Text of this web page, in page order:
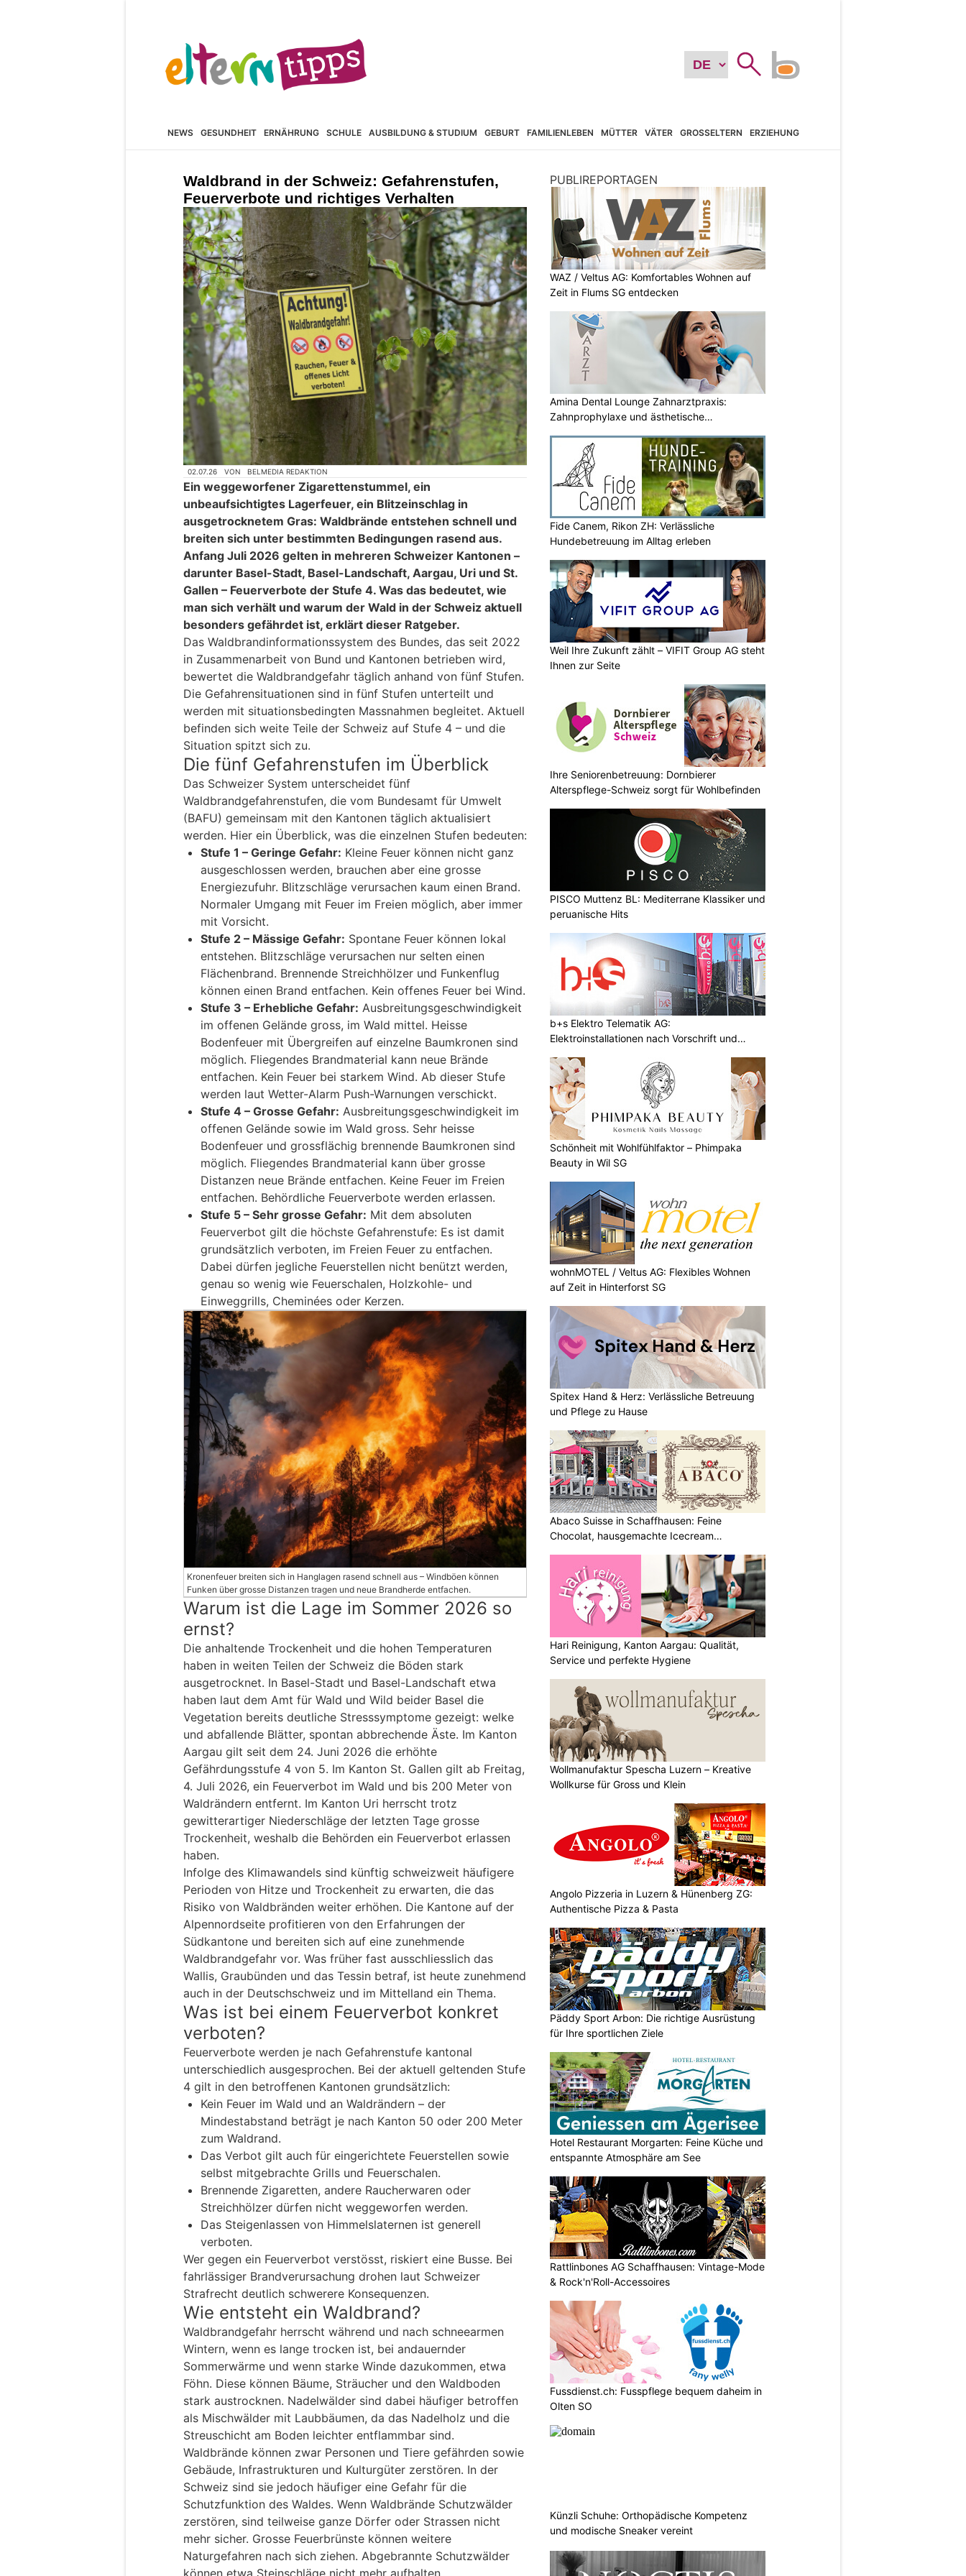
NEWS GESUNDHEIT ERNÄHRUNG SCHULE AUSBILDUNG & STUDIUM GEBURT FAMILIENLEBEN MÜTTER VÄTER GROSSELTERN ERZIEHUNG
Waldbrand in der Schweiz: Gefahrenstufen,
Feuerverbote und richtiges Verhalten
02.07.26 VON BELMEDIA REDAKTION
Ein weggeworfener Zigarettenstummel, ein
unbeaufsichtigtes Lagerfeuer, ein Blitzeinschlag in
ausgetrocknetem Gras: Waldbrände entstehen schnell und
breiten sich unter bestimmten Bedingungen rasend aus.
Anfang Juli 2026 gelten in mehreren Schweizer Kantonen –
darunter Basel-Stadt, Basel-Landschaft, Aargau, Uri und St.
Gallen – Feuerverbote der Stufe 4. Was das bedeutet, wie
man sich verhält und warum der Wald in der Schweiz aktuell
besonders gefährdet ist, erklärt dieser Ratgeber.
Das Waldbrandinformationssystem des Bundes, das seit 2022
in Zusammenarbeit von Bund und Kantonen betrieben wird,
bewertet die Waldbrandgefahr täglich anhand von fünf Stufen.
Die Gefahrensituationen sind in fünf Stufen unterteilt und
werden mit situationsbedingten Massnahmen begleitet. Aktuell
befinden sich weite Teile der Schweiz auf Stufe 4 – und die
Situation spitzt sich zu.
Die fünf Gefahrenstufen im Überblick
Das Schweizer System unterscheidet fünf
Waldbrandgefahrenstufen, die vom Bundesamt für Umwelt
(BAFU) gemeinsam mit den Kantonen täglich aktualisiert
werden. Hier ein Überblick, was die einzelnen Stufen bedeuten:
Stufe 1 – Geringe Gefahr: Kleine Feuer können nicht ganz
ausgeschlossen werden, brauchen aber eine grosse
Energiezufuhr. Blitzschläge verursachen kaum einen Brand.
Normaler Umgang mit Feuer im Freien möglich, aber immer
mit Vorsicht.
Stufe 2 – Mässige Gefahr: Spontane Feuer können lokal
entstehen. Blitzschläge verursachen nur selten einen
Flächenbrand. Brennende Streichhölzer und Funkenflug
können einen Brand entfachen. Kein offenes Feuer bei Wind.
Stufe 3 – Erhebliche Gefahr: Ausbreitungsgeschwindigkeit
im offenen Gelände gross, im Wald mittel. Heisse
Bodenfeuer mit Übergreifen auf einzelne Baumkronen sind
möglich. Fliegendes Brandmaterial kann neue Brände
entfachen. Kein Feuer bei starkem Wind. Ab dieser Stufe
werden laut Wetter-Alarm Push-Warnungen verschickt.
Stufe 4 – Grosse Gefahr: Ausbreitungsgeschwindigkeit im
offenen Gelände sowie im Wald gross. Sehr heisse
Bodenfeuer und grossflächig brennende Baumkronen sind
möglich. Fliegendes Brandmaterial kann über grosse
Distanzen neue Brände entfachen. Keine Feuer im Freien
entfachen. Behördliche Feuerverbote werden erlassen.
Stufe 5 – Sehr grosse Gefahr: Mit dem absoluten
Feuerverbot gilt die höchste Gefahrenstufe: Es ist damit
grundsätzlich verboten, im Freien Feuer zu entfachen.
Dabei dürfen jegliche Feuerstellen nicht benützt werden,
genau so wenig wie Feuerschalen, Holzkohle- und
Einweggrills, Cheminées oder Kerzen.
Kronenfeuer breiten sich in Hanglagen rasend schnell aus – Windböen können
Funken über grosse Distanzen tragen und neue Brandherde entfachen.
Warum ist die Lage im Sommer 2026 so
ernst?
Die anhaltende Trockenheit und die hohen Temperaturen
haben in weiten Teilen der Schweiz die Böden stark
ausgetrocknet. In Basel-Stadt und Basel-Landschaft etwa
haben laut dem Amt für Wald und Wild beider Basel die
Vegetation bereits deutliche Stresssymptome gezeigt: welke
und abfallende Blätter, spontan abbrechende Äste. Im Kanton
Aargau gilt seit dem 24. Juni 2026 die erhöhte
Gefährdungsstufe 4 von 5. Im Kanton St. Gallen gilt ab Freitag,
4. Juli 2026, ein Feuerverbot im Wald und bis 200 Meter von
Waldrändern entfernt. Im Kanton Uri herrscht trotz
gewitterartiger Niederschläge der letzten Tage grosse
Trockenheit, weshalb die Behörden ein Feuerverbot erlassen
haben.
Infolge des Klimawandels sind künftig schweizweit häufigere
Perioden von Hitze und Trockenheit zu erwarten, die das
Risiko von Waldbränden weiter erhöhen. Die Kantone auf der
Alpennordseite profitieren von den Erfahrungen der
Südkantone und bereiten sich auf eine zunehmende
Waldbrandgefahr vor. Was früher fast ausschliesslich das
Wallis, Graubünden und das Tessin betraf, ist heute zunehmend
auch in der Deutschschweiz und im Mittelland ein Thema.
Was ist bei einem Feuerverbot konkret
verboten?
Feuerverbote werden je nach Gefahrenstufe kantonal
unterschiedlich ausgesprochen. Bei der aktuell geltenden Stufe
4 gilt in den betroffenen Kantonen grundsätzlich:
Kein Feuer im Wald und an Waldrändern – der
Mindestabstand beträgt je nach Kanton 50 oder 200 Meter
zum Waldrand.
Das Verbot gilt auch für eingerichtete Feuerstellen sowie
selbst mitgebrachte Grills und Feuerschalen.
Brennende Zigaretten, andere Raucherwaren oder
Streichhölzer dürfen nicht weggeworfen werden.
Das Steigenlassen von Himmelslaternen ist generell
verboten.
Wer gegen ein Feuerverbot verstösst, riskiert eine Busse. Bei
fahrlässiger Brandverursachung drohen laut Schweizer
Strafrecht deutlich schwerere Konsequenzen.
Wie entsteht ein Waldbrand?
Waldbrandgefahr herrscht während und nach schneearmen
Wintern, wenn es lange trocken ist, bei andauernder
Sommerwärme und wenn starke Winde dazukommen, etwa
Föhn. Diese können Bäume, Sträucher und den Waldboden
stark austrocknen. Nadelwälder sind dabei häufiger betroffen
als Mischwälder mit Laubbäumen, da das Nadelholz und die
Streuschicht am Boden leichter entflammbar sind.
Waldbrände können zwar Personen und Tiere gefährden sowie
Gebäude, Infrastrukturen und Kulturgüter zerstören. In der
Schweiz sind sie jedoch häufiger eine Gefahr für die
Schutzfunktion des Waldes. Wenn Waldbrände Schutzwälder
zerstören, sind teilweise ganze Dörfer oder Strassen nicht
mehr sicher. Grosse Feuerbrünste können weitere
Naturgefahren nach sich ziehen. Abgebrannte Schutzwälder
können etwa Steinschläge nicht mehr aufhalten.
PUBLIREPORTAGEN
WAZ / Veltus AG: Komfortables Wohnen auf
Zeit in Flums SG entdecken
Amina Dental Lounge Zahnarztpraxis:
Zahnprophylaxe und ästhetische
Fide Canem, Rikon ZH: Verlässliche
Hundebetreuung im Alltag erleben
Weil Ihre Zukunft zählt – VIFIT Group AG steht
Ihnen zur Seite
Ihre Seniorenbetreuung: Dornbierer
Alterspflege-Schweiz sorgt für Wohlbefinden
PISCO Muttenz BL: Mediterrane Klassiker und
peruanische Hits
b+s Elektro Telematik AG:
Elektroinstallationen nach Vorschrift und
Schönheit mit Wohlfühlfaktor – Phimpaka
Beauty in Wil SG
wohnMOTEL / Veltus AG: Flexibles Wohnen
auf Zeit in Hinterforst SG
Spitex Hand & Herz: Verlässliche Betreuung
und Pflege zu Hause
Abaco Suisse in Schaffhausen: Feine
Chocolat, hausgemachte Icecream
Hari Reinigung, Kanton Aargau: Qualität,
Service und perfekte Hygiene
Wollmanufaktur Spescha Luzern – Kreative
Wollkurse für Gross und Klein
Angolo Pizzeria in Luzern & Hünenberg ZG:
Authentische Pizza & Pasta
Päddy Sport Arbon: Die richtige Ausrüstung
für Ihre sportlichen Ziele
Hotel Restaurant Morgarten: Feine Küche und
entspannte Atmosphäre am See
Rattlinbones AG Schaffhausen: Vintage-Mode
& Rock'n'Roll-Accessoires
Fussdienst.ch: Fusspflege bequem daheim in
Olten SO
Künzli Schuhe: Orthopädische Kompetenz
und modische Sneaker vereint